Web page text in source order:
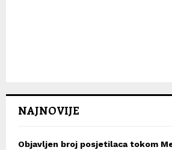
NAJNOVIJE
Objavljen broj posjetilaca tokom